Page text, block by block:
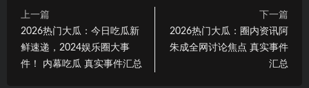
上一篇
2026热门大瓜：今日吃瓜新
鲜速递，2024娱乐圈大事
件！ 内幕吃瓜 真实事件汇总
下一篇
2026热门大瓜：圈内资讯阿
朱成全网讨论焦点 真实事件
汇总